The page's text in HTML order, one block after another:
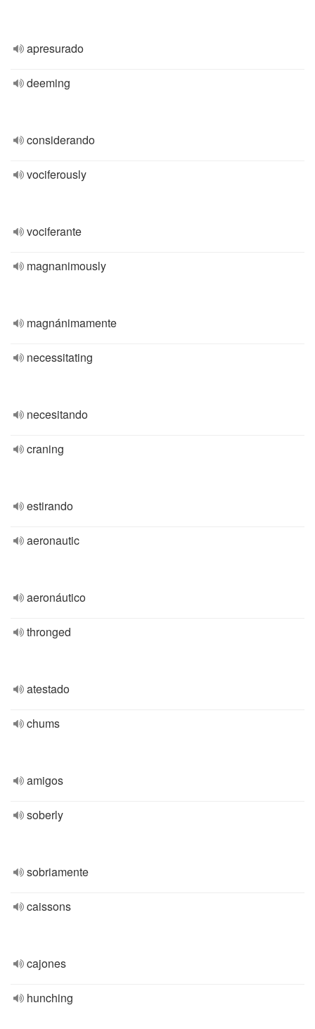
apresurado
deeming
considerando
vociferously
vociferante
magnanimously
magnánimamente
necessitating
necesitando
craning
estirando
aeronautic
aeronáutico
thronged
atestado
chums
amigos
soberly
sobriamente
caissons
cajones
hunching